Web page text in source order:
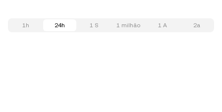
1h 24h 1 S 1 milhão 1 A 2a